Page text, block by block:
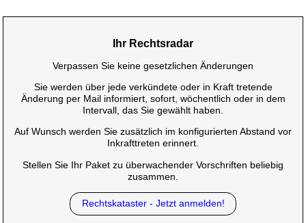
Ihr Rechtsradar
Verpassen Sie keine gesetzlichen Änderungen
Sie werden über jede verkündete oder in Kraft tretende
Änderung per Mail informiert, sofort, wöchentlich oder in dem
Intervall, das Sie gewählt haben.
Auf Wunsch werden Sie zusätzlich im konfigurierten Abstand vor
Inkrafttreten erinnert.
Stellen Sie Ihr Paket zu überwachender Vorschriften beliebig
zusammen.
Rechtskataster - Jetzt anmelden!